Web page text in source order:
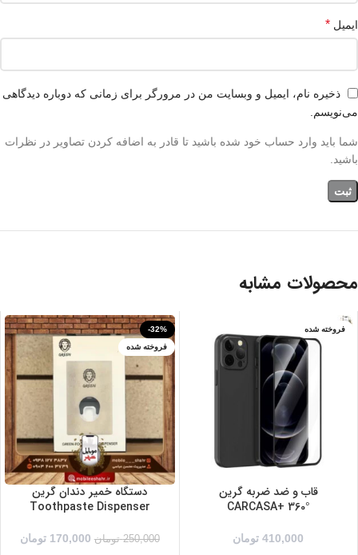
ایمیل *
ذخیره نام، ایمیل و وبسایت من در مرورگر برای زمانی که دوباره دیدگاهی
می‌نویسم.
شما باید وارد حساب خود شده باشید تا قادر به اضافه کردن تصاویر در نظرات
باشید.
محصولات مشابه
فروخته شده
IPHONE 13 PRO
IPHONE 13 PRO
قاب و ضد ضربه گرین
°CARCASA+ 360
410,000 تومان
-32%
فروخته شده
دستگاه خمیر دندان گرین
Toothpaste Dispenser
250,000 تومان 170,000 تومان